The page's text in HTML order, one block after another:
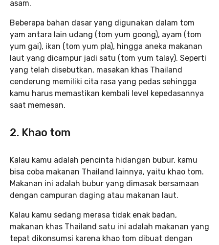
asam.
Beberapa bahan dasar yang digunakan dalam tom
yam antara lain udang (tom yum goong), ayam (tom
yum gai), ikan (tom yum pla), hingga aneka makanan
laut yang dicampur jadi satu (tom yum talay). Seperti
yang telah disebutkan, masakan khas Thailand
cenderung memiliki cita rasa yang pedas sehingga
kamu harus memastikan kembali level kepedasannya
saat memesan.
2. Khao tom
Kalau kamu adalah pencinta hidangan bubur, kamu
bisa coba makanan Thailand lainnya, yaitu khao tom.
Makanan ini adalah bubur yang dimasak bersamaan
dengan campuran daging atau makanan laut.
Kalau kamu sedang merasa tidak enak badan,
makanan khas Thailand satu ini adalah makanan yang
tepat dikonsumsi karena khao tom dibuat dengan